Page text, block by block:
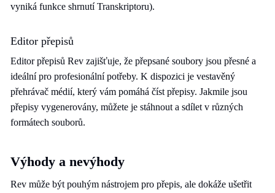
vyniká funkce shrnutí Transkriptoru).
Editor přepisů
Editor přepisů Rev zajišťuje, že přepsané soubory jsou přesné a
ideální pro profesionální potřeby. K dispozici je vestavěný
přehrávač médií, který vám pomáhá číst přepisy. Jakmile jsou
přepisy vygenerovány, můžete je stáhnout a sdílet v různých
formátech souborů.
Výhody a nevýhody
Rev může být pouhým nástrojem pro přepis, ale dokáže ušetřit